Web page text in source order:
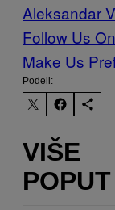
Aleksandar
Follow Us
Make Us
Podeli:
VIŠE